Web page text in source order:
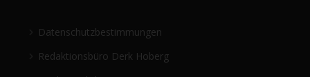
Datenschutzbestimmungen
Redaktionsbüro Derk Hoberg